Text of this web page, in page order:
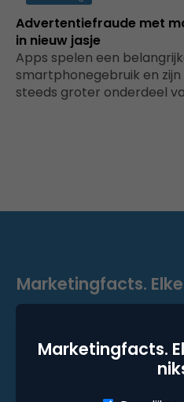
Advertentiefraude met
in nieuw jasje
Apps spelen een
smartphonegebruik en
steeds groter onderdeel
Marketingfacts.
Marketingfacts.